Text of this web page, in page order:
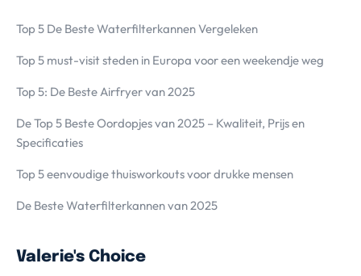
Top 5 De Beste Waterfilterkannen Vergeleken
Top 5 must-visit steden in Europa voor een weekendje weg
Top 5: De Beste Airfryer van 2025
De Top 5 Beste Oordopjes van 2025 – Kwaliteit, Prijs en
Specificaties
Top 5 eenvoudige thuisworkouts voor drukke mensen
De Beste Waterfilterkannen van 2025
Valerie's Choice